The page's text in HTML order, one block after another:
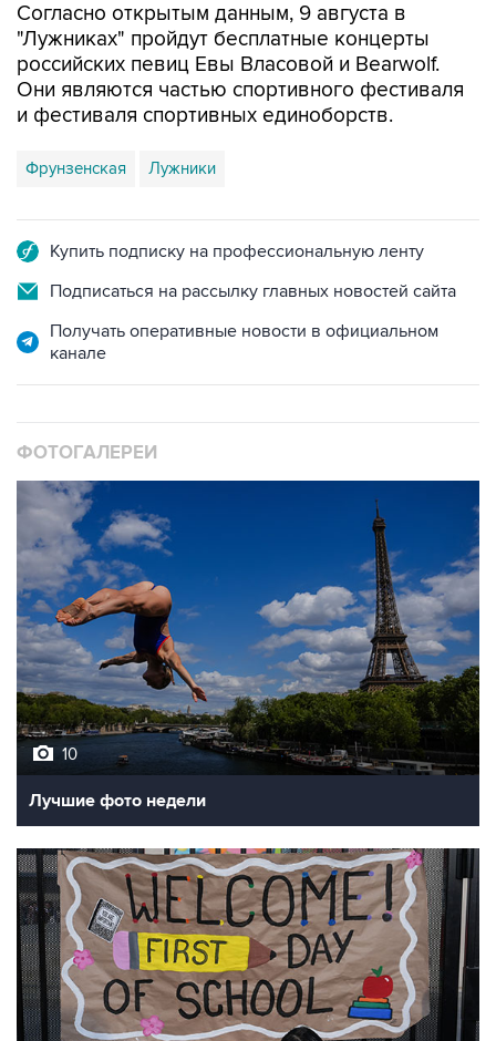
Согласно открытым данным, 9 августа в
"Лужниках" пройдут бесплатные концерты
российских певиц Евы Власовой и Bearwolf.
Они являются частью спортивного фестиваля
и фестиваля спортивных единоборств.
Фрунзенская Лужники
Купить подписку на профессиональную ленту
Подписаться на рассылку главных новостей сайта
Получать оперативные новости в официальном
канале
ФОТОГАЛЕРЕИ
10
Лучшие фото недели